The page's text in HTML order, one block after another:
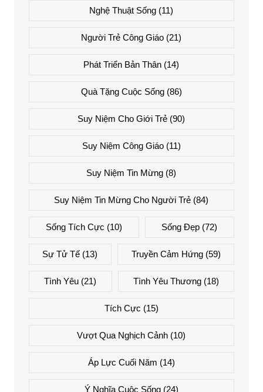
Nghệ Thuật Sống (11)
Người Trẻ Công Giáo (21)
Phát Triển Bản Thân (14)
Quà Tặng Cuộc Sống(86)
Suy Niệm Cho Giới Trẻ (90)
Suy Niệm Công Giáo(11)
Suy Niệm Tin Mừng (8)
Suy Niệm Tin Mừng Cho Người Trẻ (84)
Sống Tích Cực (10) Sống Đẹp (72)
Sự Tử Tế (13) Truyền Cảm Hứng(59)
Tình Yêu (21) Tình Yêu Thương(18)
Tích Cực (15)
Vượt Qua Nghịch Cảnh (10)
Áp Lực Cuối Năm (14)
Ý Nghĩa Cuộc Sống(24)